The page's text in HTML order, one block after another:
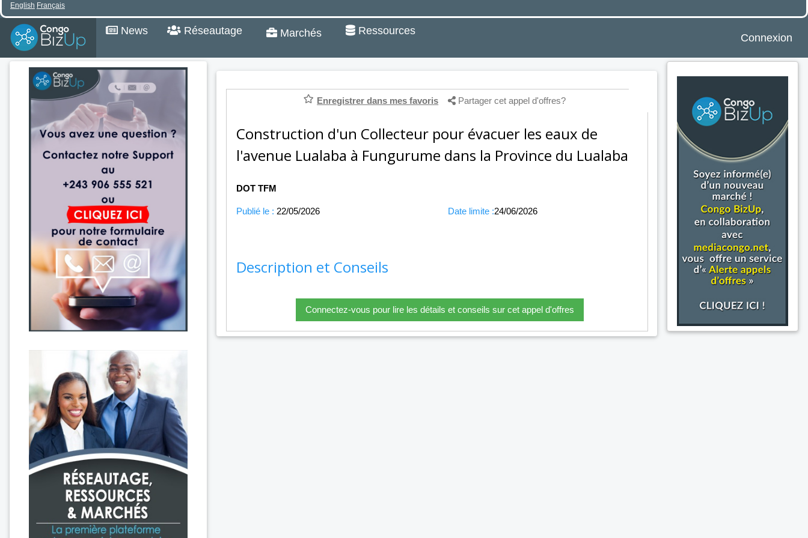
English Français
News Réseautage Marchés Ressources
Connexion
Enregistrer dans mes favoris Partager cet appel d'offres?
Construction d'un Collecteur pour évacuer les eaux de
l'avenue Lualaba à Fungurume dans la Province du Lualaba
DOT TFM
Publié le : 22/05/2026 Date limite :24/06/2026
Description et Conseils
Connectez-vous pour lire les détails et conseils sur cet appel d'offres